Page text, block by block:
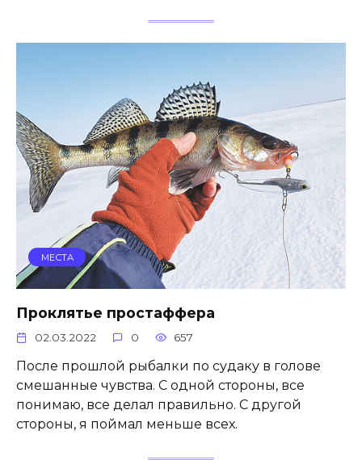
МЕСТА
Проклятье простаффера
02.03.2022 0 657
После прошлой рыбалки по судаку в голове
смешанные чувства. С одной стороны, все
понимаю, все делал правильно. С другой
стороны, я поймал меньше всех.